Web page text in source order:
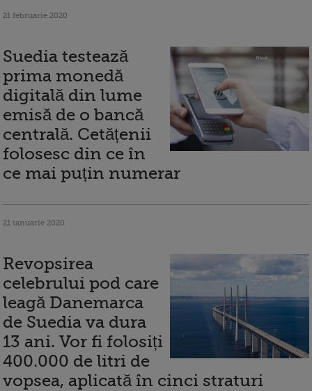
21 februarie 2020
Suedia testează
prima monedă
digitală din lume
emisă de o bancă
centrală. Cetățenii
folosesc din ce în
ce mai puțin numerar
21 ianuarie 2020
Revopsirea
celebrului pod care
leagă Danemarca
de Suedia va dura
13 ani. Vor fi folosiți
400.000 de litri de
vopsea, aplicată în cinci straturi